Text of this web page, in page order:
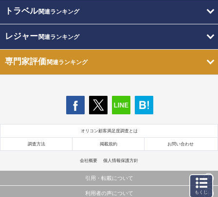
トラベル関連ランキング
レジャー関連ランキング
専門家評価関連ランキング
オリコン顧客満足度調査とは
調査方法 掲載規約 お問い合わせ
会社概要 個人情報保護方針
引用・転載について
当サイトで公開されている情報（文字、写真、イラスト、画像データ等）及びこれらの配置・
利用者の声について もくじ